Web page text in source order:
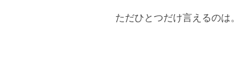
ただひとつだけ言えるのは。